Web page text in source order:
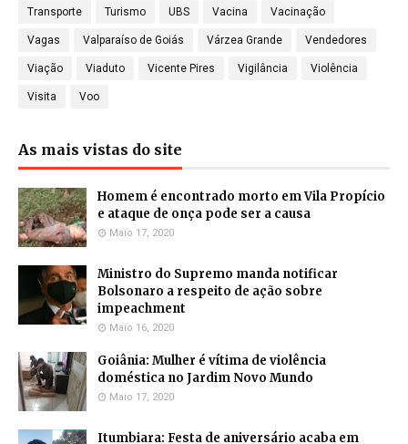
Transporte Turismo UBS Vacina Vacinação
Vagas Valparaíso de Goiás Várzea Grande Vendedores
Viação Viaduto Vicente Pires Vigilância Violência
Visita Voo
As mais vistas do site
Homem é encontrado morto em Vila Propício
e ataque de onça pode ser a causa
Maio 17, 2020
Ministro do Supremo manda notificar
Bolsonaro a respeito de ação sobre
impeachment
Maio 16, 2020
Goiânia: Mulher é vítima de violência
doméstica no Jardim Novo Mundo
Maio 17, 2020
Itumbiara: Festa de aniversário acaba em